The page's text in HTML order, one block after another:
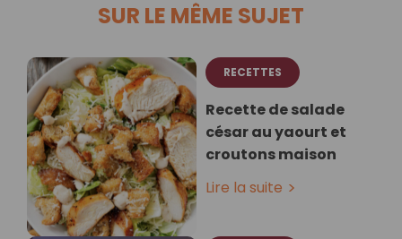
SUR LE MÊME SUJET
RECETTES
Recette de salade
césar au yaourt et
croutons maison
Lire la suite